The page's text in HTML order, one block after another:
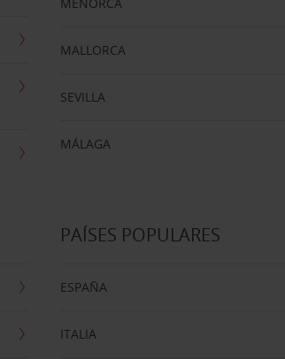
MALLORCA
SEVILLA
MÁLAGA
PAÍSES POPULARES
ESPAÑA
ITALIA